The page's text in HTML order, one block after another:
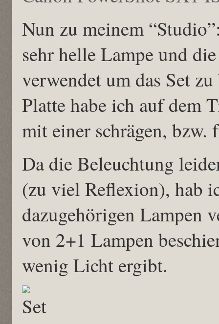
Nun zu meinem
sehr helle Lampe und
verwendet um das Set
Platte habe ich auf dem
mit einer schrägen,
Da die Beleuchtung
(zu viel Reflexion), hab
dazugehörigen Lampen
von 2+1 Lampen
wenig Licht ergibt.